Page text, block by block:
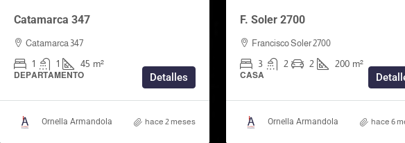
Catamarca 347
Catamarca 347
1 1 45 m²
DEPARTAMENTO Detalles
Ornella Armandola hace 2 meses
F. Soler 2700
Francisco Soler 2700
3 2 2 200 m²
CASA
Ornella Armandola hace 6